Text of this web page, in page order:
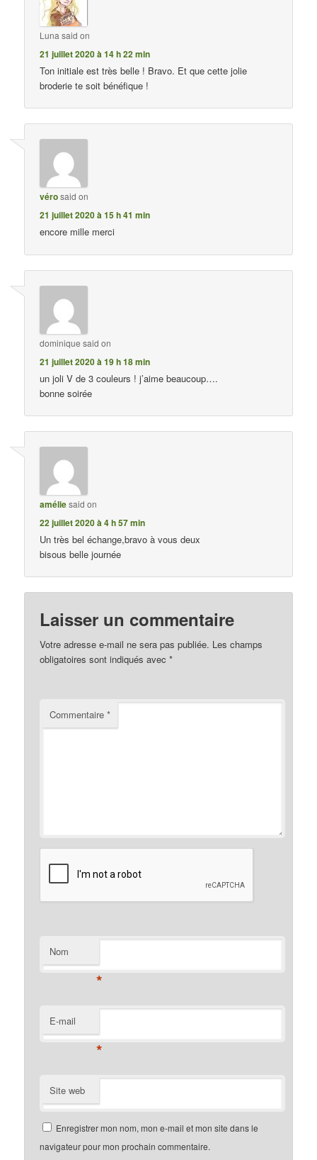
Luna said on
21 juillet 2020 à 14 h 22 min
Ton initiale est très belle ! Bravo. Et que cette jolie
broderie te soit bénéfique !
vérosaid on
21 juillet 2020 à 15 h 41 min
encore mille merci
dominique said on
21 juillet 2020 à 19 h 18 min
un joli V de 3 couleurs ! j’aime beaucoup….
bonne soirée
améliesaid on
22 juillet 2020 à 4 h 57 min
Un très bel échange,bravo à vous deux
bisous belle journée
Laisser un commentaire
Votre adresse e-mail ne sera pas publiée. Les champs
obligatoires sont indiqués avec*
Commentaire*
Nom
*
E-mail
*
Site web
Enregistrer mon nom, mon e-mail et mon site dans le
navigateur pour mon prochain commentaire.